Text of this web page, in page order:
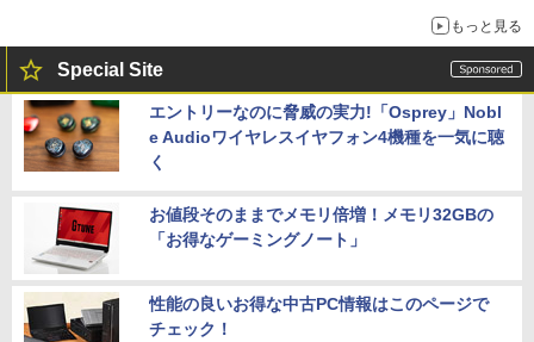
もっと見る
Special Site
エントリーなのに脅威の実力!「Osprey」Nobl
e Audioワイヤレスイヤフォン4機種を一気に聴
く
お値段そのままでメモリ倍増！メモリ32GBの
「お得なゲーミングノート」
性能の良いお得な中古PC情報はこのページで
チェック！